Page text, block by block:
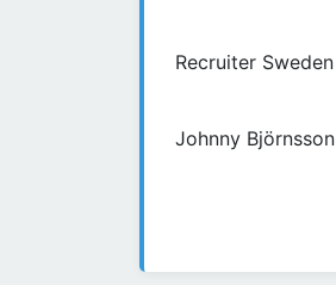
Recruiter Sweden
Johnny Björnsson